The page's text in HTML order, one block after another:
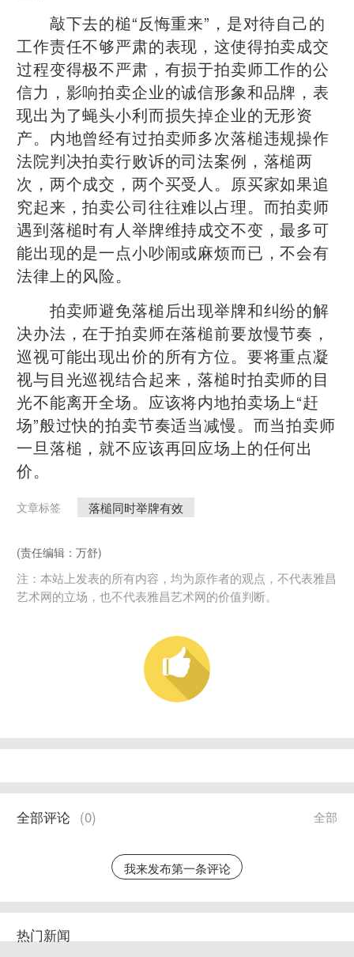
敲下去的槌“反悔重来”，是对待自己的
工作责任不够严肃的表现，这使得拍卖成交
过程变得极不严肃，有损于拍卖师工作的公
信力，影响拍卖企业的诚信形象和品牌，表
现出为了蝇头小利而损失掉企业的无形资
产。内地曾经有过拍卖师多次落槌违规操作
法院判决拍卖行败诉的司法案例，落槌两
次，两个成交，两个买受人。原买家如果追
究起来，拍卖公司往往难以占理。而拍卖师
遇到落槌时有人举牌维持成交不变，最多可
能出现的是一点小吵闹或麻烦而已，不会有
法律上的风险。
拍卖师避免落槌后出现举牌和纠纷的解
决办法，在于拍卖师在落槌前要放慢节奏，
巡视可能出现出价的所有方位。要将重点凝
视与目光巡视结合起来，落槌时拍卖师的目
光不能离开全场。应该将内地拍卖场上“赶
场”般过快的拍卖节奏适当减慢。而当拍卖师
一旦落槌，就不应该再回应场上的任何出
价。
文章标签 落槌同时举牌有效
(责任编辑：万舒)
注：本站上发表的所有内容，均为原作者的观点，不代表雅昌
艺术网的立场，也不代表雅昌艺术网的价值判断。
全部
全部评论 (0)
我来发布第一条评论
热门新闻